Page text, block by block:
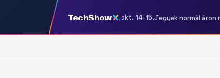
TechShow okt. 14-15.Jegyek normál áron